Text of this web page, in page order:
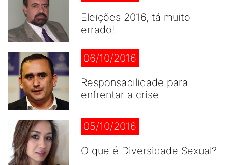
Eleições 2016, tá muito
errado!
06/10/2016
Responsabilidade para
enfrentar a crise
05/10/2016
O que é Diversidade Sexual?